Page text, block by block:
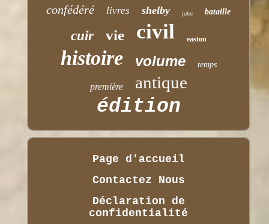
confédéré livres shelby john bataille
cuir vie civil easton
histoire volume temps
première antique
édition
Page d'accueil
Contactez Nous
Déclaration de
confidentialité